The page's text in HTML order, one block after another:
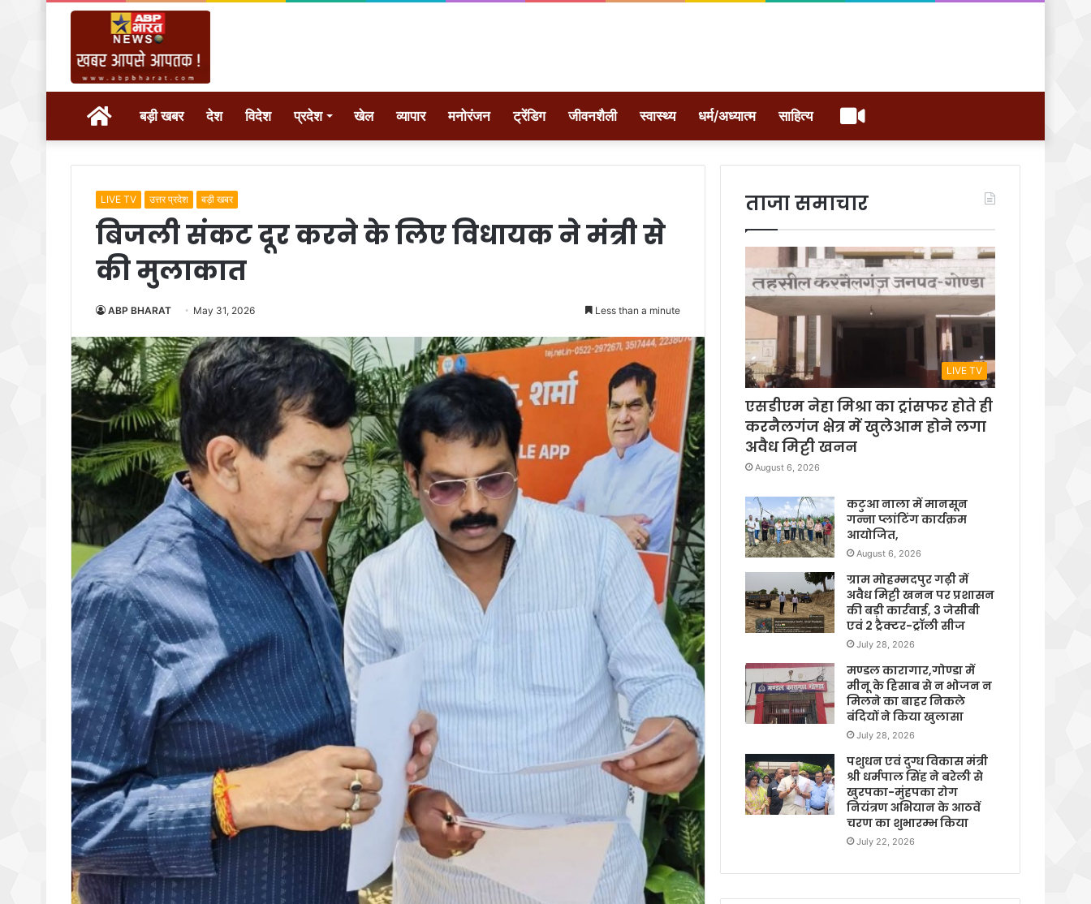
होम बड़ी खबर देश विदेश प्रदेश खेल व्यापार मनोरंजन ट्रेंडिग जीवनशैली स्वास्थ्य धर्म/अध्यात्म साहित्य वीडियो
LIVE TV उत्तर प्रदेश बड़ी खबर
बिजली संकट दूर करने के लिए विधायक ने मंत्री से
की मुलाकात
ABP BHARAT May 31, 2026 Less than a minute
ताजा समाचार
LIVE TV
एसडीएम नेहा मिश्रा का ट्रांसफर होते ही
करनैलगंज क्षेत्र में खुलेआम होने लगा
अवैध मिट्टी खनन
August 6, 2026
कटुआ नाला में मानसून
गन्ना प्लांटिंग कार्यक्रम
आयोजित,
August 6, 2026
ग्राम मोहम्मदपुर गढ़ी में
अवैध मिट्टी खनन पर प्रशासन
की बड़ी कार्रवाई, 3 जेसीबी
एवं 2 ट्रैक्टर-ट्रॉली सीज
July 28, 2026
मण्डल कारागार,गोण्डा में
मीनू के हिसाब से न भोजन न
मिलने का बाहर निकले
बंदियों ने किया खुलासा
July 28, 2026
पशुधन एवं दुग्ध विकास मंत्री
श्री धर्मपाल सिंह ने बरेली से
खुरपका-मुंहपका रोग
नियंत्रण अभियान के आठवें
चरण का शुभारम्भ किया
July 22, 2026